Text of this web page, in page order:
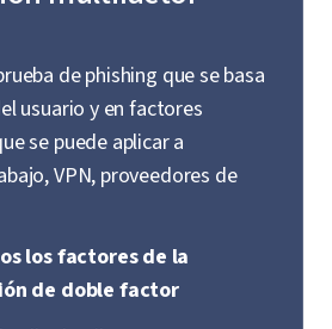
de phishing que se basa
usuario y en factores
se puede aplicar a
VPN, proveedores de
los factores de la
de doble factor